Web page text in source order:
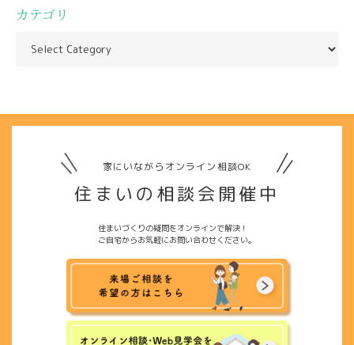
カテゴリ
家にいながらオンライン相談OK
住まいの相談会開催中
住まいづくりの疑問をオンラインで解決！
ご自宅からお気軽にお問い合わせください。